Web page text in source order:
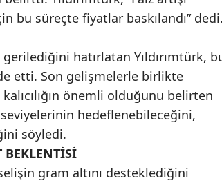
Manisa
Mardin
Muğla
Muş
Niğde
bu süreçte fiyatlar baskılandı”
hatırlatan Yıldırımtürk,
etti. Son gelişmelerle birlikte
önemli olduğunu belirten
hedeflenebileceğini,
söyledi.
BEKLENTİSİ
gram altını desteklediğini